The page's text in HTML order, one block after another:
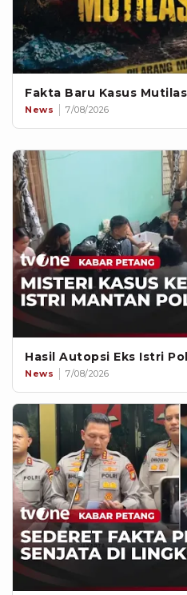
Fakta Baru Kasus
News 7/08/2026
Hasil Autopsi Eks Istri
News 7/08/2026